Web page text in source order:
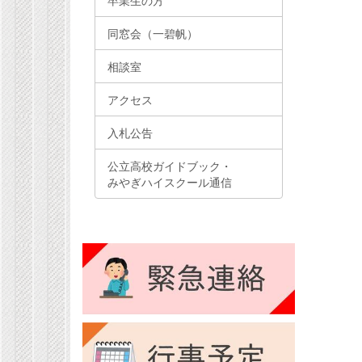
同窓会（一碧帆）
相談室
アクセス
入札公告
公立高校ガイドブック・
みやぎハイスクール通信